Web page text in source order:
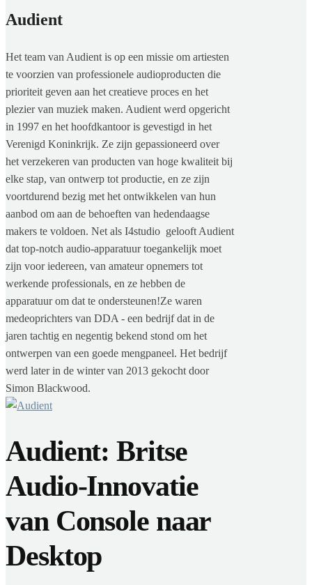
Audient
Het team van Audient is op een missie om artiesten
te voorzien van professionele audioproducten die
prioriteit geven aan het creatieve proces en het
plezier van muziek maken. Audient werd opgericht
in 1997 en het hoofdkantoor is gevestigd in het
Verenigd Koninkrijk. Ze zijn gepassioneerd over
het verzekeren van producten van hoge kwaliteit bij
elke stap, van ontwerp tot productie, en ze zijn
voortdurend bezig met het ontwikkelen van hun
aanbod om aan de behoeften van hedendaagse
makers te voldoen. Net als I4studio gelooft Audient
dat top-notch audio-apparatuur toegankelijk moet
zijn voor iedereen, van amateur opnemers tot
werkende professionals, en ze hebben de
apparatuur om dat te ondersteunen!Ze waren
medeoprichters van DDA - een bedrijf dat in de
jaren tachtig en negentig bekend stond om het
ontwerpen van een goede mengpaneel. Het bedrijf
werd later in de winter van 2013 gekocht door
Simon Blackwood.
Audient: Britse
Audio-Innovatie
van Console naar
Desktop